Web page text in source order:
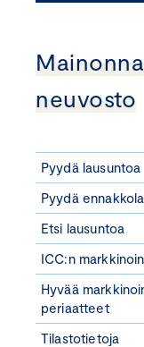
neuvosto
Pyydä lausuntoa
Pyydä
Etsi lausuntoa
ICC:n
Hyvää
periaatteet
Tilastotietoja